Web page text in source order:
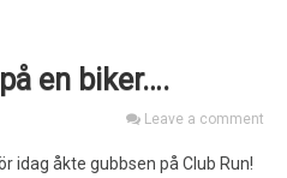
en biker….
Leave a comment
idag åkte gubbsen på Club Run!